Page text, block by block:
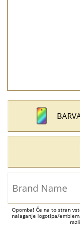
Opomba! Če na to stran
nalaganje logotipa/